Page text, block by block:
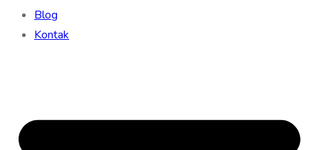
Blog
Kontak